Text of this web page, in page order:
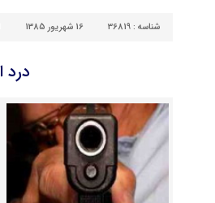
شناسه : 36819 16 شهریور 1385